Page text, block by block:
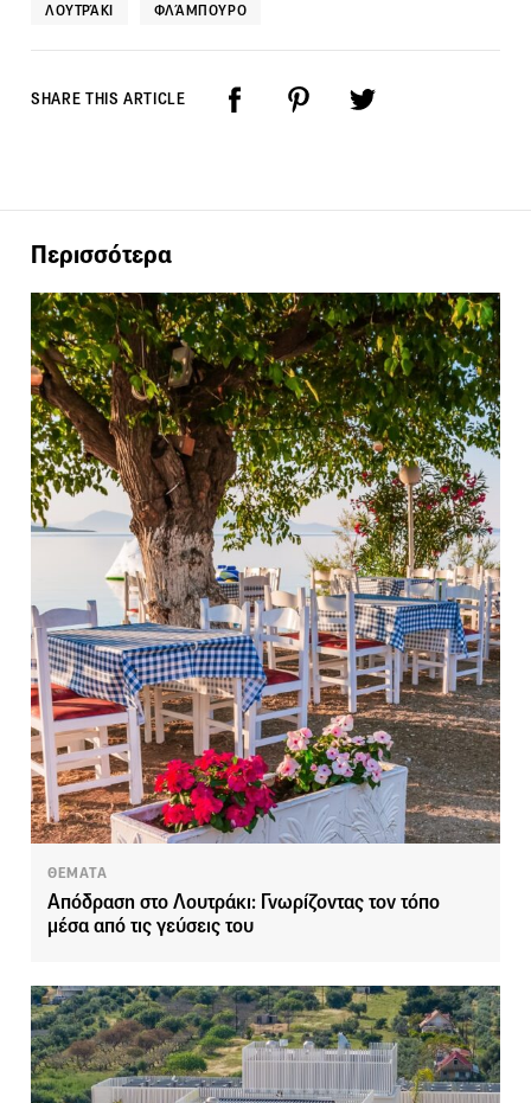
ΛΟΥΤΡΆΚΙ ΦΛΆΜΠΟΥΡΟ
SHARE THIS ARTICLE
Περισσότερα
ΘΕΜΑΤΑ
Απόδραση στο Λουτράκι: Γνωρίζοντας τον τόπο
μέσα από τις γεύσεις του